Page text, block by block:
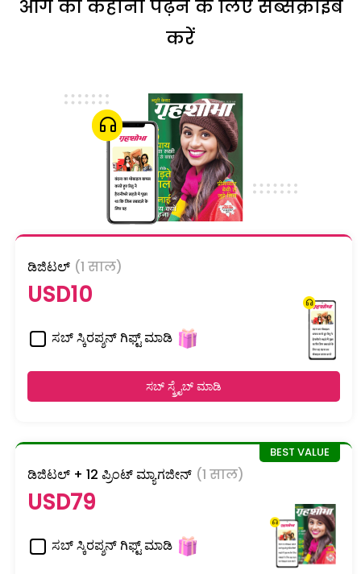
आगे की कहानी पढ़ने के लिए सब्सक्राइब
करें
ಡಿಜಿಟಲ್ (1 साल)
USD10
ಸಬ್ ಸ್ಕಿರಪ್ಶನ್ ಗಿಫ್ಟ್ ಮಾಡಿ
ಸಬ್ ಸ್ಕ್ರೈಬ್ ಮಾಡಿ
ಡಿಜಿಟಲ್ + 12 ಪ್ರಿಂಟ್ ಮ್ಯಾಗಜೀನ್ (1 साल)
USD79
ಸಬ್ ಸ್ಕಿರಪ್ಶನ್ ಗಿಫ್ಟ್ ಮಾಡಿ